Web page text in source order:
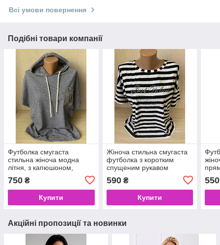
Всі умови повернення
Подібні товари компанії
Футболка смугаста
стильна жіноча модна
літня, з капюшоном,
750 ₴
Купити
Жіноча стильна смугаста
футболка з коротким
спущеним рукавом
590₴
Купити
550
Акційні пропозиції та новинки